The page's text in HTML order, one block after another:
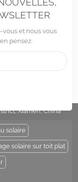
vous et nous vous
pensez.
Xiamen, China
solaire
solaire sur toit plat